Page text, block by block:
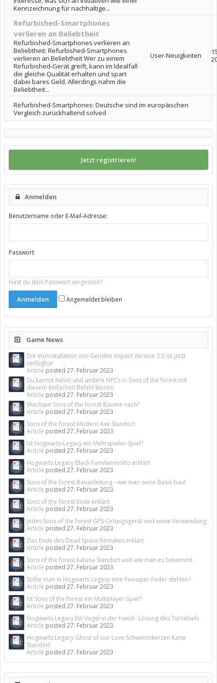
Kennzeichnung für nachhaltige...
Refurbished-Smartphones
verlieren an Beliebtheit
Refurbished-Smartphones verlieren an
Beliebtheit: Refurbished-Smartphones
verlieren an Beliebtheit Wer zu einem
Refurbished-Gerät greift, kann im Idealfall
die gleiche Qualität erhalten und spart
dabei bares Geld. Allerdings nahm die
Beliebtheit...
User-Neuigkeiten
Refurbished-Smartphones: Deutsche sind im europäischen
Vergleich zurückhaltend solved
Jetzt registrieren!
Anmelden
Benutzername oder E-Mail-Adresse:
Passwort:
Hast du dein Passwort vergessen?
Angemeldet bleiben
Game News
Die Vorinstallation von Genshin Impact Version 3.5 ist jetzt
verfügbar
Article posted 27. Februar 2023
Du kannst Kelvin und andere NPCs in Sons of the forest mit
diesem einfachen Befehl klonen
Article posted 27. Februar 2023
Wachsen Sons of the forest-Bäume nach?
Article posted 27. Februar 2023
Sons of the forest Modern Axe Standort
Article posted 27. Februar 2023
Ist Hogwarts-Legacy ein Mehrspieler-Spiel?
Article posted 27. Februar 2023
Hogwarts Legacy Black Familienmotto erklärt
Article posted 27. Februar 2023
Sons of the forest Bauanleitung - wie man seine Basis baut
Article posted 27. Februar 2023
Sons of the forest Ende erklärt
Article posted 27. Februar 2023
Jedes Sons of the forest GPS-Ortungsgerät und seine Verwendung
Article posted 27. Februar 2023
Das Ende des Dead Space Remakes erklärt
Article posted 27. Februar 2023
Sons of the forest katana Standort und wie man es bekommt
Article posted 27. Februar 2023
Sollte man in Hogwarts Legacy eine Fwooper-Feder stehlen?
Article posted 27. Februar 2023
Ist Sons of the forest ein Multiplayer-Spiel?
Article posted 27. Februar 2023
Hogwarts Legacy Ein Vogel in der Hand - Lösung des Türrätsels
Article posted 27. Februar 2023
Hogwarts Legacy Ghost of our Love Schwimmkerzen Karte
Standort
Article posted 27. Februar 2023